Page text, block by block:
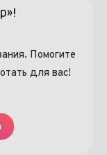
Помогите
для вас!